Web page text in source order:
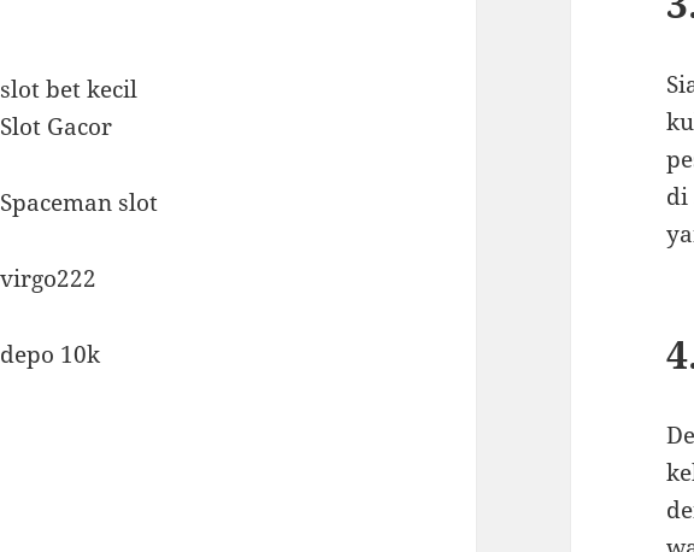
slot bet kecil
Slot Gacor
Spaceman slot
virgo222
depo 10k
di